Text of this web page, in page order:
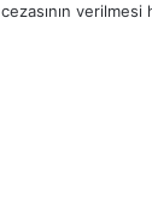
cezasının